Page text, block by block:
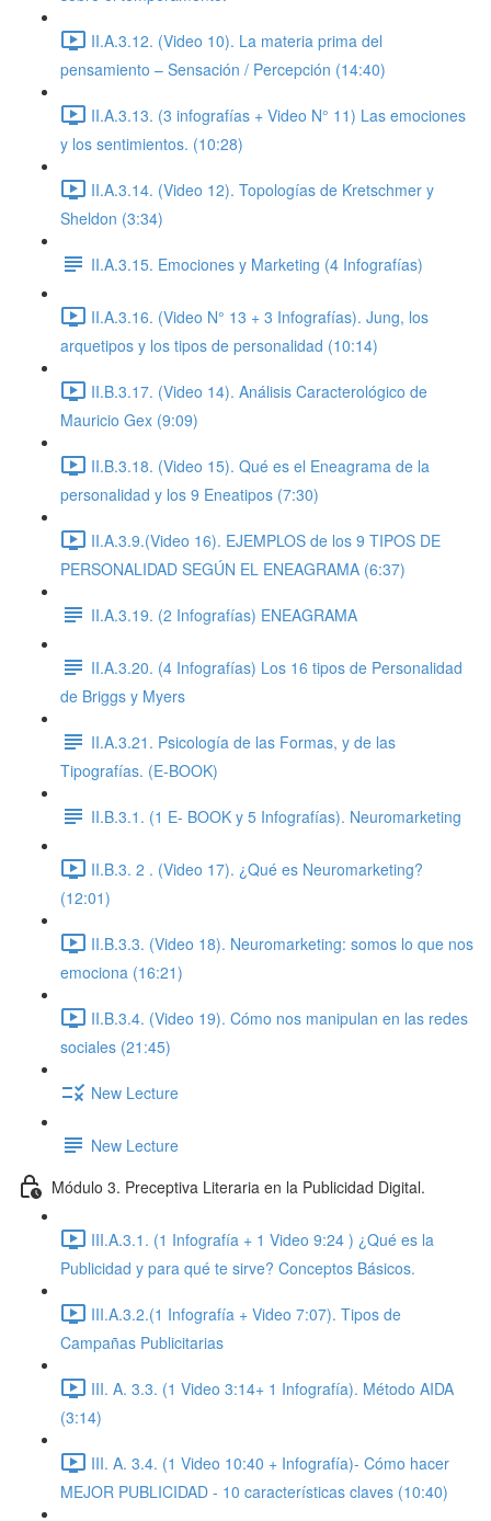
II.A.3.12. (Video 10). La materia prima del
pensamiento – Sensación / Percepción (14:40)
II.A.3.13. (3 infografías + Video N° 11) Las emociones
y los sentimientos. (10:28)
II.A.3.14. (Video 12). Topologías de Kretschmer y
Sheldon (3:34)
II.A.3.15. Emociones y Marketing (4 Infografías)
II.A.3.16. (Video N° 13 + 3 Infografías). Jung, los
arquetipos y los tipos de personalidad (10:14)
II.B.3.17. (Video 14). Análisis Caracterológico de
Mauricio Gex (9:09)
II.B.3.18. (Video 15). Qué es el Eneagrama de la
personalidad y los 9 Eneatipos (7:30)
II.A.3.9.(Video 16). EJEMPLOS de los 9 TIPOS DE
PERSONALIDAD SEGÚN EL ENEAGRAMA (6:37)
II.A.3.19. (2 Infografías) ENEAGRAMA
II.A.3.20. (4 Infografías) Los 16 tipos de Personalidad
de Briggs y Myers
II.A.3.21. Psicología de las Formas, y de las
Tipografías. (E-BOOK)
II.B.3.1. (1 E- BOOK y 5 Infografías). Neuromarketing
II.B.3. 2 . (Video 17). ¿Qué es Neuromarketing?
(12:01)
II.B.3.3. (Video 18). Neuromarketing: somos lo que nos
emociona (16:21)
II.B.3.4. (Video 19). Cómo nos manipulan en las redes
sociales (21:45)
New Lecture
New Lecture
Módulo 3. Preceptiva Literaria en la Publicidad Digital.
III.A.3.1. (1 Infografía + 1 Video 9:24 ) ¿Qué es la
Publicidad y para qué te sirve? Conceptos Básicos.
III.A.3.2.(1 Infografía + Video 7:07). Tipos de
Campañas Publicitarias
III. A. 3.3. (1 Video 3:14+ 1 Infografía). Método AIDA
(3:14)
III. A. 3.4. (1 Video 10:40 + Infografía)- Cómo hacer
MEJOR PUBLICIDAD - 10 características claves (10:40)